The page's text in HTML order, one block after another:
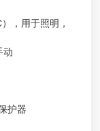
，用于照明，
动
护器